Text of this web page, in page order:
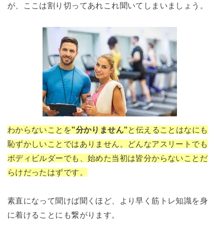
が、ここは割り切ってあれこれ聞いてしまいましょう。
わからないことを”分かりません”と伝えることはなにも
恥ずかしいことではありません。どんなアスリートでも
ボディビルダーでも、始めた当初は皆分からないことだ
らけだったはずです。
素直になって聞けば聞くほど、より早く筋トレ知識を身
に着けることにも繋がります。